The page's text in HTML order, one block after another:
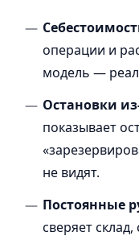
операции и
модель —
Остановки
показывает
не видят.
Постоянные
сверяет